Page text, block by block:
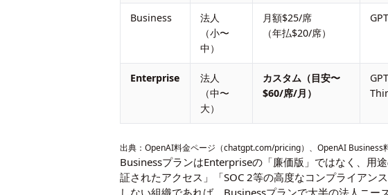
Business
法人
（小〜
中）
月額$25/席
（年払$20/席）
Enterprise
法人
（中〜
大）
カスタム（目安〜
$60/席/月）
出典：OpenAI料金ページ（chatgpt.com/pricing） 、OpenAI Business
BusinessプランはEnterpriseの「廉価版」ではなく、用
証されたアクセス」「SOC 2等の高度なコンプライアン
しない組織であれば、Businessプランで大半の法人ニー